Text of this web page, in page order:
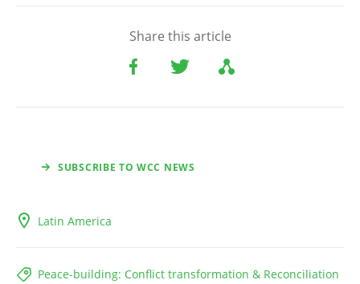
Share this article
SUBSCRIBE TO WCC NEWS
Latin America
Peace-building: Conflict transformation & Reconciliation